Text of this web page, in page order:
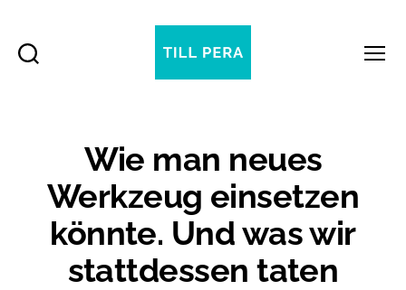
Wie man neues
Werkzeug einsetzen
könnte. Und was wir
stattdessen taten